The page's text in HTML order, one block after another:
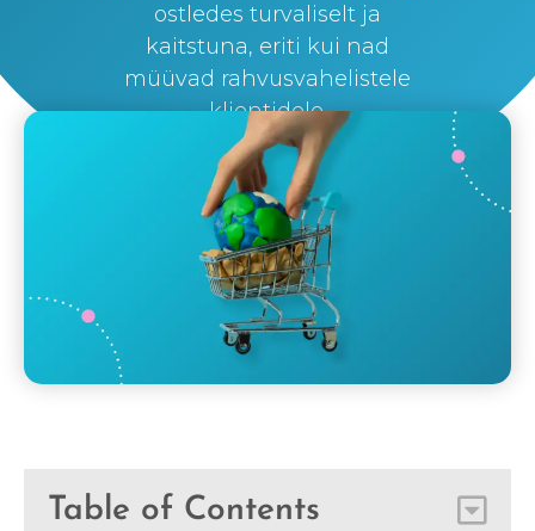
ostledes turvaliselt ja
kaitstuna, eriti kui nad
müüvad rahvusvahelistele
klientidele.
By Silvi Nunez
Table of Contents